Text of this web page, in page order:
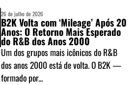
26 de julho de 2026
B2K Volta com ‘Mileage’ Após 20
Anos: O Retorno Mais Esperado
do R&B dos Anos 2000
Um dos grupos mais icônicos do R&B
dos anos 2000 está de volta. O B2K —
formado por...